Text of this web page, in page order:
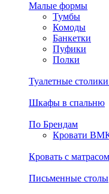
Малые формы
Тумбы
Комоды
Банкетки
Пуфики
Полки
Туалетные
Шкафы в спальню
По Брендам
Кровати
Кровать с матрасом
Письменные столы